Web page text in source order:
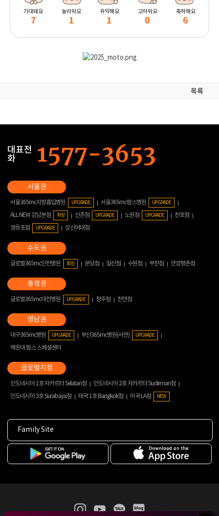
기대돼요
7
놀라워요
1
유익해요
1
고마워요
0
축하해요
6
목록
대표전
화
서울365mc지방흡입병원 UPGRADE 서울365mc람스병원 UPGRADE
ALL NEW 강남본점 확장 신촌점 UPGRADE 노원점 UPGRADE
천호점
영등포점
UPGRADE 성신여대점
글로벌365mc인천병원 확장 분당점 일산점 수원점 부천점 안양평촌점
글로벌365mc대전병원 UPGRADE 청주점 천안점
대구365mc병원 UPGRADE 부산365mc병원(서면) UPGRADE
해운대 람스 스페셜센터
인도네시아 1호 자카르타 Selatan점
인도네시아 2호 자카르타 Sudirman점
인도네시아 3호 Surabaya점
태국 1호 Bangkok점 미국 LA점 NEW
Family Site